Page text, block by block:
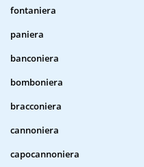
fontaniera
paniera
banconiera
bomboniera
bracconiera
cannoniera
capocannoniera